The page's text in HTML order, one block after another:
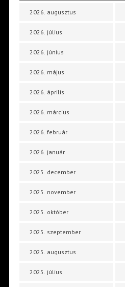
2026. augusztus
2026. július
2026. június
2026. május
2026. április
2026. március
2026. február
2026. január
2025. december
2025. november
2025. október
2025. szeptember
2025. augusztus
2025. július